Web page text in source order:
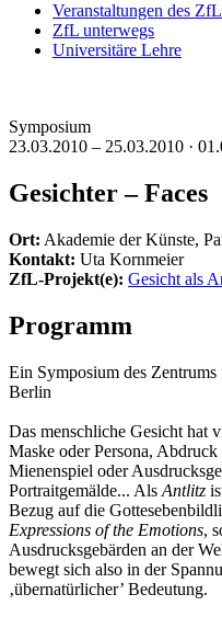
Veranstaltungen des ZfL
ZfL unterwegs
Universitäre Lehre
Symposium
23.03.2010 – 25.03.2010 ·
Gesichter – Faces
Ort: Akademie der Künste,
Kontakt: Uta Kornmeier
ZfL-Projekt(e): Gesicht als
Programm
Ein Symposium des
Berlin
Das menschliche Gesicht hat
Maske oder Persona,
Mienenspiel oder
Portraitgemälde... Als Antlitz
Bezug auf die
Expressions of the Emotions,
Ausdrucksgebärden an der
bewegt sich also in der
‚übernatürlicher’ Bedeutung.